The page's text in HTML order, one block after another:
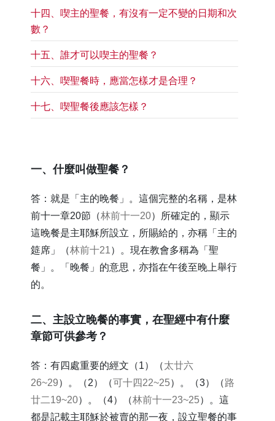
​十四、喫主的聖餐，有沒有一定不變的日期和次
數？
​十五、誰才可以喫主的聖餐？
​十六、喫聖餐時，應當怎樣才是合理？
​十七、喫聖餐後應該怎樣？
​一、什麼叫做聖餐？
答：就是「主的晚餐」。這個完整的名稱，是林
前十一章20節（林前十一20）所確定的，顯示
這晚餐是主耶穌所設立，所賜給的，亦稱「主的
筵席」（林前十21）。現在教會多稱為「聖
餐」。「晚餐」的意思，亦指在午後至晚上舉行
的。
​二、主設立晚餐的事實，在聖經中有什麼
章節可供參考？
答：有四處重要的經文（1）（太廿六
26~29）。（2）（可十四22~25）。（3）（路
廿二19~20）。（4）（林前十一23~25）。這
都是記載主耶穌於被賣的那一夜，設立聖餐的事